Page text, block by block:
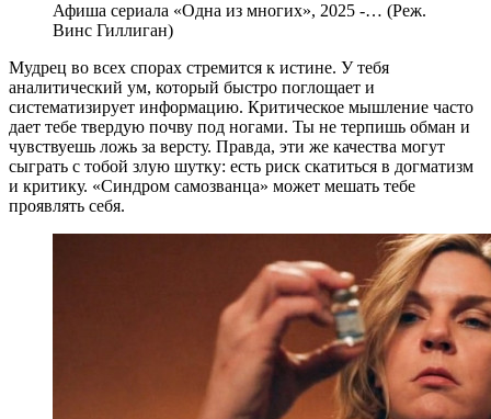
Афиша сериала «Одна из многих», 2025 -… (Реж.
Винс Гиллиган)
Мудрец во всех спорах стремится к истине. У тебя
аналитический ум, который быстро поглощает и
систематизирует информацию. Критическое мышление часто
дает тебе твердую почву под ногами. Ты не терпишь обман и
чувствуешь ложь за версту. Правда, эти же качества могут
сыграть с тобой злую шутку: есть риск скатиться в догматизм
и критику. «Синдром самозванца» может мешать тебе
проявлять себя.